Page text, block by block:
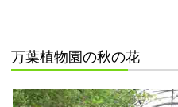
万葉植物園の秋の花